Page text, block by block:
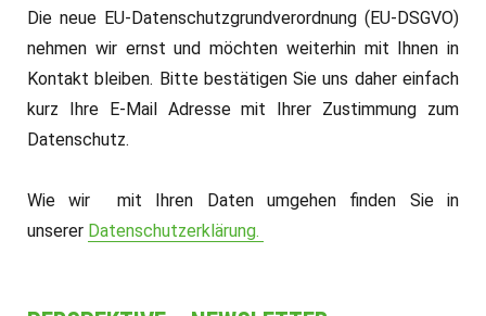
Die neue EU-Datenschutzgrundverordnung (EU-DSGVO)
nehmen wir ernst und möchten weiterhin mit Ihnen in
Kontakt bleiben. Bitte bestätigen Sie uns daher einfach
kurz Ihre E-Mail Adresse mit Ihrer Zustimmung zum
Datenschutz.
Wie wir mit Ihren Daten umgehen finden Sie in
unserer Datenschutzerklärung.